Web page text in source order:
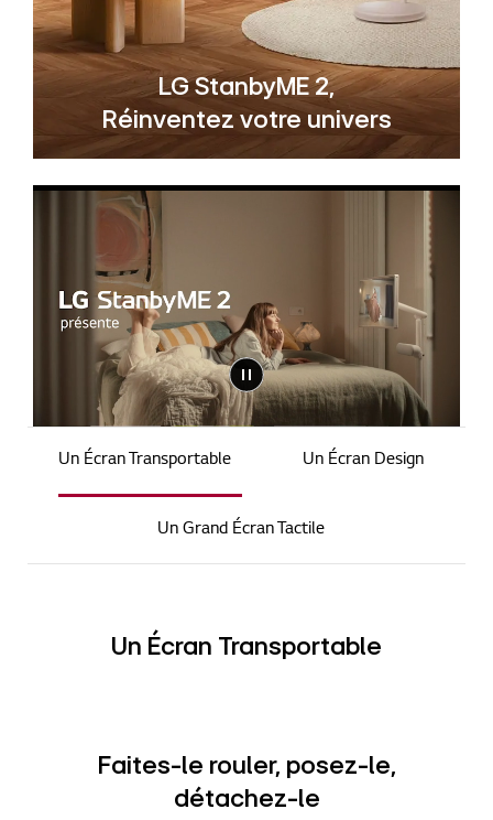
LG StanbyME 2,
Réinventez votre univers
Un Écran Transportable Un Écran Design
Un Grand Écran Tactile
Un Écran Transportable
Faites-le rouler, posez-le,
détachez-le